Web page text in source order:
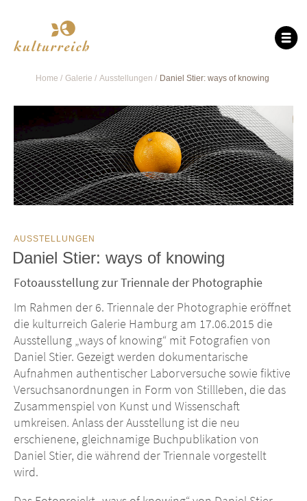
Home Galerie Ausstellungen Daniel Stier: ways of knowing
AUSSTELLUNGEN
Daniel Stier: ways of knowing
Fotoausstellung zur Triennale der Photographie
Im Rahmen der 6. Triennale der Photographie eröffnet
die kulturreich Galerie Hamburg am 17.06.2015 die
Ausstellung „ways of knowing“ mit Fotografien von
Daniel Stier. Gezeigt werden dokumentarische
Aufnahmen authentischer Laborversuche sowie fiktive
Versuchsanordnungen in Form von Stillleben, die das
Zusammenspiel von Kunst und Wissenschaft
umkreisen. Anlass der Ausstellung ist die neu
erschienene, gleichnamige Buchpublikation von
Daniel Stier, die während der Triennale vorgestellt
wird.